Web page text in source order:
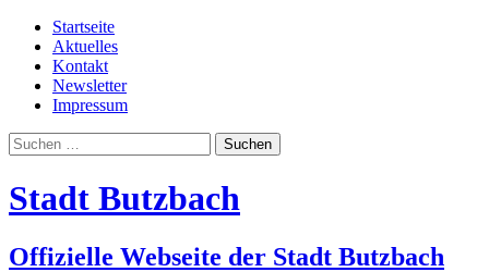
Startseite
Aktuelles
Kontakt
Newsletter
Impressum
Suchen
nach:
Stadt Butzbach
Offizielle Webseite der Stadt Butzbach